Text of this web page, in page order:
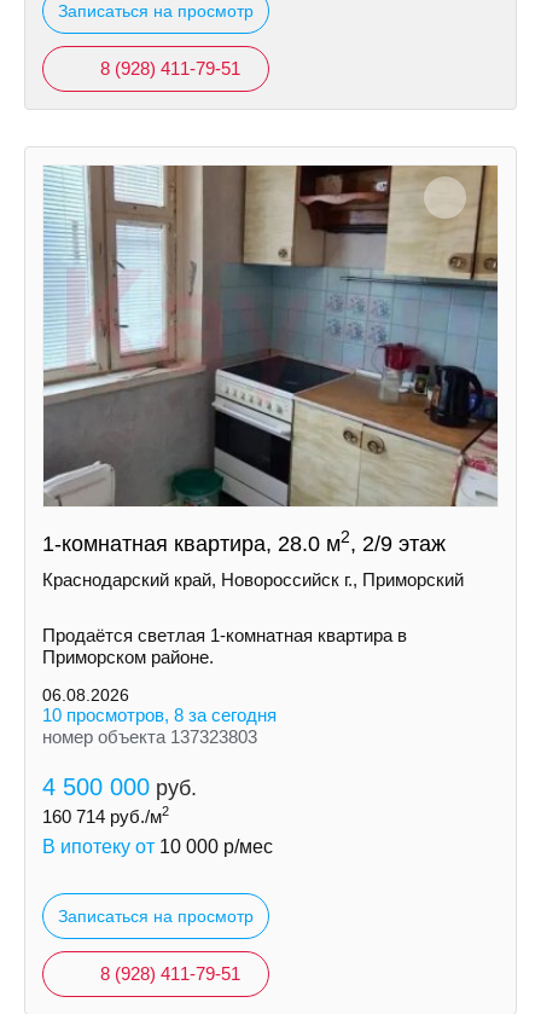
Записаться на просмотр
8 (928) 411-79-51
1-комнатная квартира, 28.0 м2, 2/9 этаж
Краснодарский край, Новороссийск г., Приморский
Продаётся светлая 1-комнатная квартира в
Приморском районе.
06.08.2026
10 просмотров, 8 за сегодня
номер объекта 137323803
4 500 000 руб.
160 714 руб./м2
В ипотеку от 10 000 р/мес
Записаться на просмотр
8 (928) 411-79-51